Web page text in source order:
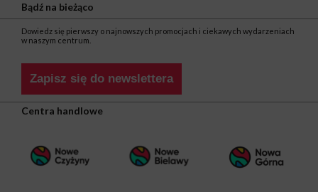
Bądź na bieżąco
Dowiedz się pierwszy o najnowszych promocjach i ciekawych wydarzeniach
w naszym centrum.
Zapisz się do newslettera
Centra handlowe